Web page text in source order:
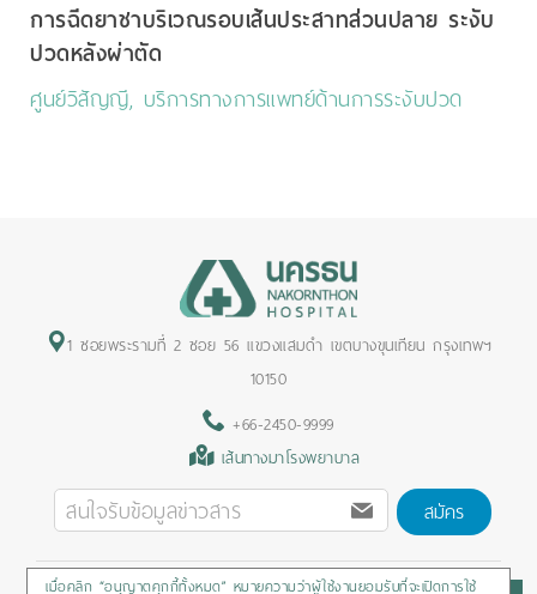
การฉีดยาชาบริเวณรอบเส้นประสาทส่วนปลาย ระงับ
ปวดหลังผ่าตัด
ศูนย์วิสัญญี, บริการทางการแพทย์ด้านการระงับปวด
1 ซอยพระรามที่ 2 ซอย 56 แขวงแสมดำ เขตบางขุนเทียน กรุงเทพฯ
10150
+66-2450-9999
เส้นทางมาโรงพยาบาล
สมัคร
เมื่อคลิก “อนุญาตคุกกี้ทั้งหมด” หมายความว่าผู้ใช้งานยอมรับที่จะเปิดการใช้